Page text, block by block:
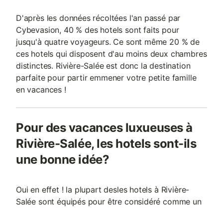
D'après les données récoltées l'an passé par
Cybevasion, 40 % des hotels sont faits pour
jusqu'à quatre voyageurs. Ce sont même 20 % de
ces hotels qui disposent d'au moins deux chambres
distinctes. Rivière-Salée est donc la destination
parfaite pour partir emmener votre petite famille
en vacances !
Pour des vacances luxueuses à
Rivière-Salée, les hotels sont-ils
une bonne idée?
Oui en effet ! la plupart desles hotels à Rivière-
Salée sont équipés pour être considéré comme un